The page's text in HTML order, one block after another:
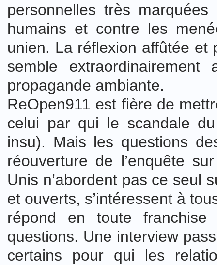
personnelles très
humains et contre les
unien. La réflexion affûtée et
semble
propagande ambiante.
ReOpen911 est fière de
celui par qui le scandale
insu). Mais les questions
réouverture de l’enquête
Unis n’abordent pas ce seul
et ouverts, s’intéressent à
répond en toute franchise
questions. Une interview
certains pour qui les